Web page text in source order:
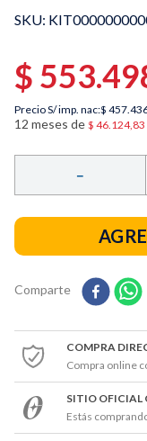
:
$ 553.
Precio S/ imp. nac:$
12 meses de $ 46.124,83
－
Comparte
COMPRA
Compra online
SITIO OFICIAL
Estás
.
filtro